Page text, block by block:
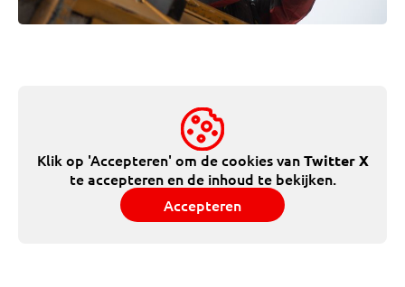
Klik op 'Accepteren' om de cookies vanTwitter X
te accepteren en de inhoud te bekijken.
Accepteren